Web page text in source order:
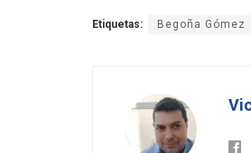
Etiquetas: Begoña Gómez